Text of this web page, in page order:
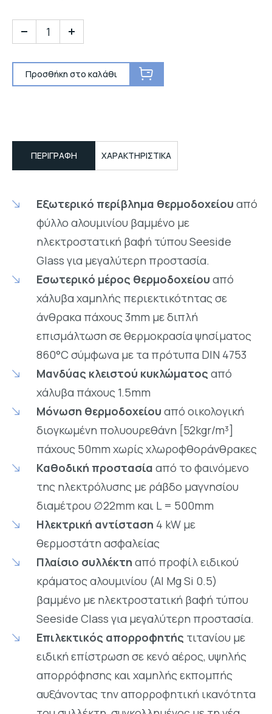
Προσθήκη στο καλάθι
ΠΕΡΙΓΡΑΦΉ ΧΑΡΑΚΤΗΡΙΣΤΙΚΑ
Εξωτερικό περίβλημα θερμοδοχείου από
φύλλο αλουμινίου βαμμένο με
ηλεκτροστατική βαφή τύπου Seeside
Glass για μεγαλύτερη προστασία.
Εσωτερικό μέρος θερμοδοχείου από
χάλυβα χαμηλής περιεκτικότητας σε
άνθρακα πάχους 3mm με διπλή
επισμάλτωση σε θερμοκρασία ψησίματος
860°C σύμφωνα με τα πρότυπα DIN 4753
Μανδύας κλειστού κυκλώματος από
χάλυβα πάχους 1.5mm
Μόνωση θερμοδοχείου από οικολογική
διογκωμένη πολυουρεθάνη [52kgr/m³]
πάχους 50mm χωρίς χλωροφθοράνθρακες
Καθοδική προστασία από το φαινόμενο
της ηλεκτρόλυσης με ράβδο μαγνησίου
διαμέτρου ∅22mm και L = 500mm
Ηλεκτρική αντίσταση 4 kW με
θερμοστάτη ασφαλείας
Πλαίσιο συλλέκτη από προφίλ ειδικού
κράματος αλουμινίου (Al Mg Si 0.5)
βαμμένο με ηλεκτροστατική βαφή τύπου
Seeside Class για μεγαλύτερη προστασία.
Επιλεκτικός απορροφητής τιτανίου με
ειδική επίστρωση σε κενό αέρος, υψηλής
απορρόφησης και χαμηλής εκπομπής
αυξάνοντας την απορροφητική ικανότητα